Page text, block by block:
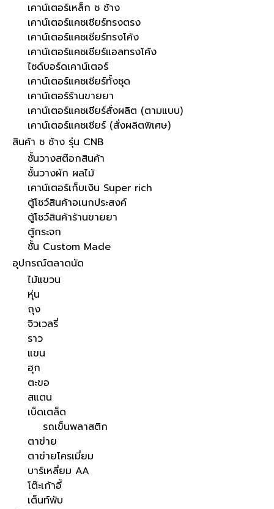
เคาน์เตอร์เหล็ก ช ช้าง
เคาน์เตอร์แคชเชียร์ทรงตรง
เคาน์เตอร์แคชเชียร์ทรงโค้ง
เคาน์เตอร์แคชเชียร์แอลทรงโค้ง
ไซด์บอร์ดเคาน์เตอร์
เคาน์เตอร์แคชเชียร์ทั้งชุด
เคาน์เตอร์ร้านขายยา
เคาน์เตอร์แคชเชียร์สั่งผลิต (ตามแบบ)
เคาน์เตอร์แคชเชียร์ (สั่งผลิตพิเศษ)
สินค้า ช ช้าง รุ่น CNB
ชั้นวางสต๊อกสินค้า
ชั้นวางผัก ผลไม้
เคาน์เตอร์เก็บเงิน Super rich
ตู้โชว์สินค้าอเนกประสงค์
ตู้โชว์สินค้าร้านขายยา
ตู้กระจก
ชั้น Custom Made
อุปกรณ์ตลาดนัด
ไม้แขวน
หุ่น
ถุง
จิวเวลรี่
ราว
แขน
ฮุก
ตะขอ
สแตน
เบ็ดเตล็ด
รถเข็นพลาสติก
ตาข่าย
ตาข่ายโครเมี่ยม
บาร์เหลี่ยม AA
โต๊ะเก้าอี้
เต็นท์พับ